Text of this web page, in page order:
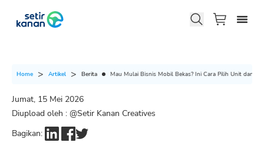
Home Artikel Berita Mau Mulai Bisnis Mobil Bekas? Ini Cara Pilih Unit dan
Jumat, 15 Mei 2026
Diupload oleh : @Setir Kanan Creatives
Bagikan: